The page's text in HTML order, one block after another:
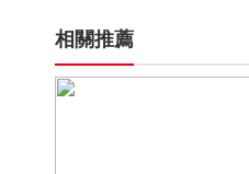
相關推薦